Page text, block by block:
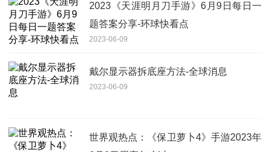
2023《天涯明月刀手游》6月9日每日一
题答案分享-环球快看点
2023-06-09
戴尔显示器拆底座方法-全球消息
2023-06-09
世界观热点：《保卫萝卜4》手游2023年